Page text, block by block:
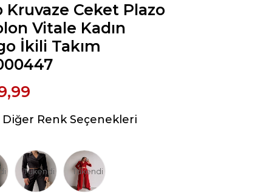
Kruvaze Ceket Plazo
Vitale Kadın
İkili Takım
Diğer Renk Seçenekleri
Tükendi Tükendi